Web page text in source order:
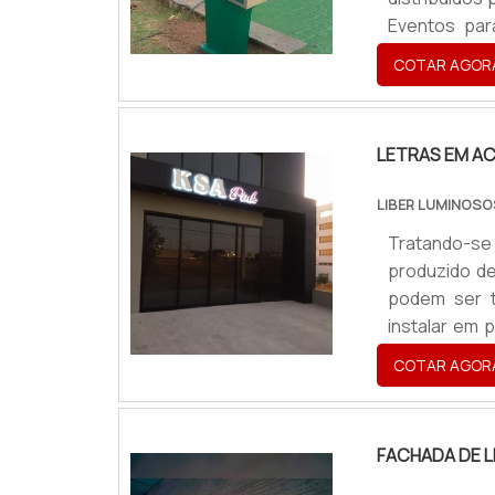
última
satisfação
Eventos
inúmeras
COTAR
LETRAS EM
LIBER
Tratando-
produzido
podem ser
instalar em
de
versão
são de
marca, tais
COTAR
FACHADA DE